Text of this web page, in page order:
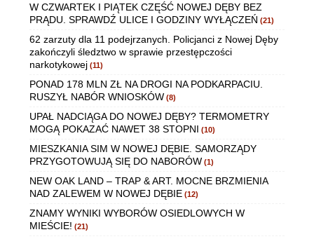
W CZWARTEK I PIĄTEK CZĘŚĆ NOWEJ DĘBY BEZ
PRĄDU. SPRAWDŹ ULICE I GODZINY WYŁĄCZEŃ (21)
62 zarzuty dla 11 podejrzanych. Policjanci z Nowej Dęby
zakończyli śledztwo w sprawie przestępczości
narkotykowej (11)
PONAD 178 MLN ZŁ NA DROGI NA PODKARPACIU.
RUSZYŁ NABÓR WNIOSKÓW (8)
UPAŁ NADCIĄGA DO NOWEJ DĘBY? TERMOMETRY
MOGĄ POKAZAĆ NAWET 38 STOPNI (10)
MIESZKANIA SIM W NOWEJ DĘBIE. SAMORZĄDY
PRZYGOTOWUJĄ SIĘ DO NABORÓW (1)
NEW OAK LAND – TRAP & ART. MOCNE BRZMIENIA
NAD ZALEWEM W NOWEJ DĘBIE (12)
ZNAMY WYNIKI WYBORÓW OSIEDLOWYCH W
MIEŚCIE! (21)